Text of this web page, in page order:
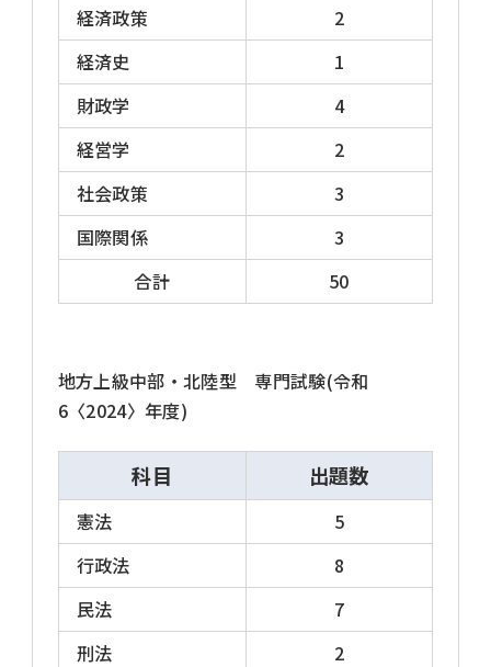
経済政策
2
経済史
1
財政学
4
経営学
2
社会政策
3
国際関係
3
合計
50
地方上級中部・北陸型 専門試験(令和
6〈2024〉年度)
科目 出題数
憲法
5
行政法
8
民法
7
刑法
2